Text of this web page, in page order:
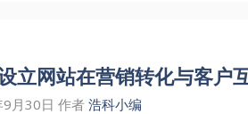
立网站在营销转化与客户
月30日 作者 浩科小编